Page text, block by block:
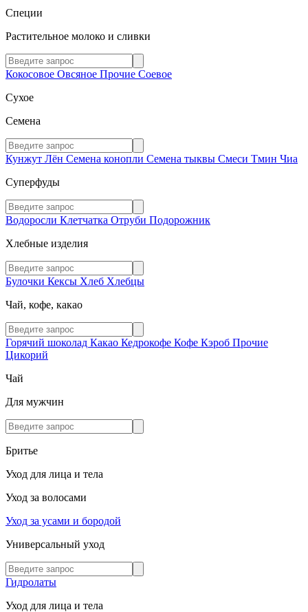
Специи
Растительное молоко и сливки
Кокосовое Овсяное Прочие Соевое
Сухое
Семена
Кунжут Лён Семена конопли Семена тыквы Смеси Тмин Чиа
Суперфуды
Водоросли Клетчатка Отруби Подорожник
Хлебные изделия
Булочки Кексы Хлеб Хлебцы
Чай, кофе, какао
Горячий шоколад Какао Кедрокофе Кофе Кэроб Прочие
Цикорий
Чай
Для мужчин
Бритье
Уход для лица и тела
Уход за волосами
Уход за усами и бородой
Универсальный уход
Гидролаты
Уход для лица и тела